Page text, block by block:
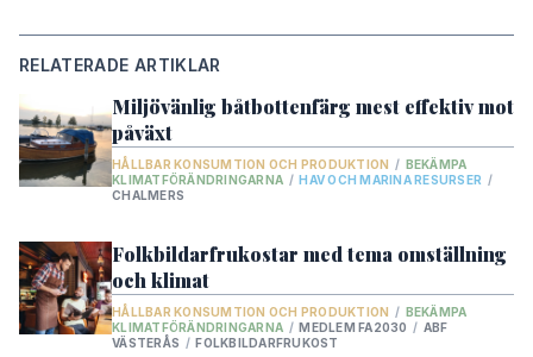
RELATERADE ARTIKLAR
Miljövänlig båtbottenfärg mest effektiv mot
påväxt
HÅLLBAR KONSUMTION OCH PRODUKTION / BEKÄMPA
KLIMATFÖRÄNDRINGARNA / HAV OCH MARINA RESURSER /
CHALMERS
Folkbildarfrukostar med tema omställning
och klimat
HÅLLBAR KONSUMTION OCH PRODUKTION / BEKÄMPA
KLIMATFÖRÄNDRINGARNA / MEDLEM FA2030 / ABF
VÄSTERÅS / FOLKBILDARFRUKOST